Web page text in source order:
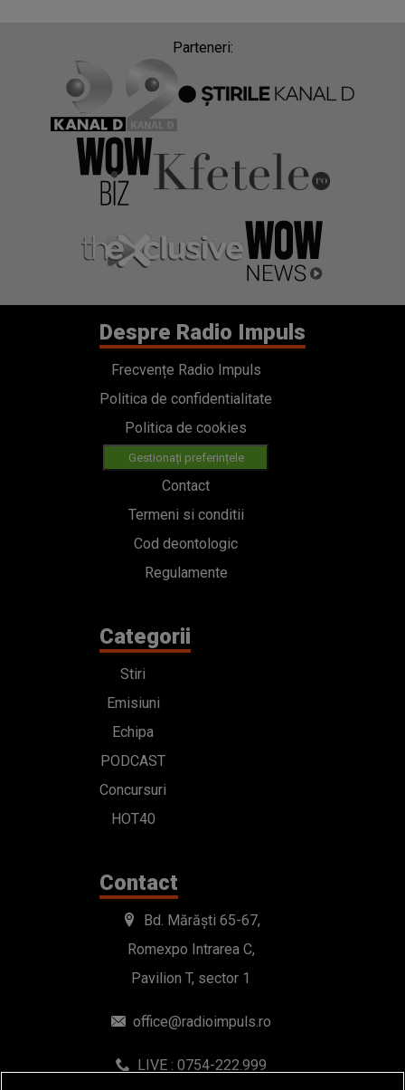
Parteneri:
Despre Radio Impuls
Frecvențe Radio Impuls
Politica de confidentialitate
Politica de cookies
Gestionați preferințele
Contact
Termeni si conditii
Cod deontologic
Regulamente
Categorii
Stiri
Emisiuni
Echipa
PODCAST
Concursuri
HOT40
Contact
Bd. Mărăști 65-67,
Romexpo Intrarea C,
Pavilion T, sector 1
office@radioimpuls.ro
LIVE : 0754-222.999